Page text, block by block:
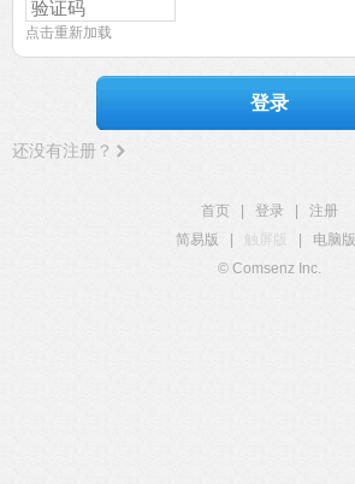
点击重新加载
登录
还没有注册？
首页 登录
注册
简易版
触屏版 电脑版
© Comsenz Inc.